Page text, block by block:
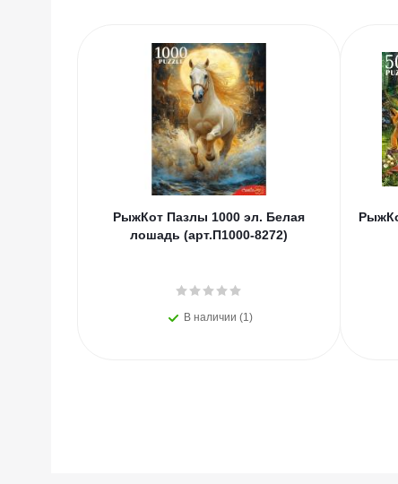
РыжКот Пазлы 1000 эл. Белая
лошадь (арт.П1000-8272)
В наличии (1)